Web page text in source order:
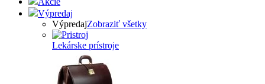
Výpredaj
VýpredajZobraziť všetky
Lekárske prístroje